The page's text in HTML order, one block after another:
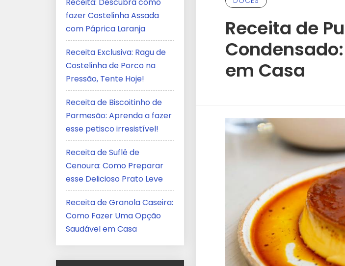
Receita de
em Casa
fazer Costelinha Assada
com Páprica Laranja
Receita Exclusiva: Ragu de
Costelinha de Porco na
Pressão, Tente Hoje!
Receita de Biscoitinho de
Parmesão: Aprenda a fazer
esse petisco irresistível!
Receita de Suflê de
Cenoura: Como Preparar
esse Delicioso Prato Leve
Receita de Granola Caseira:
Como Fazer Uma Opção
Saudável em Casa